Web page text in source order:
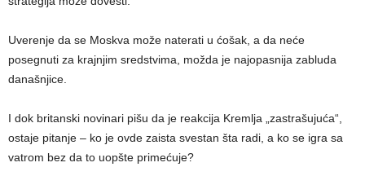
Uverenje da se Moskva može naterati u ćošak, a da neće
posegnuti za krajnjim sredstvima, možda je najopasnija zabluda
današnjice.
I dok britanski novinari pišu da je reakcija Kremlja „zastrašujuća“,
ostaje pitanje – ko je ovde zaista svestan šta radi, a ko se igra sa
vatrom bez da to uopšte primećuje?